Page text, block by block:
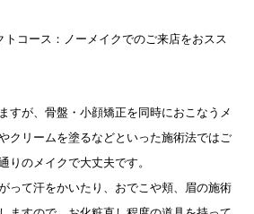
トコース：ノーメイクでのご来店をおスス
すが、骨盤・小顔矯正を同時におこなうメ
クリームを塗るなどといった施術法ではご
りのメイクで大丈夫です。
って汗をかいたり、おでこや頬、眉の施術